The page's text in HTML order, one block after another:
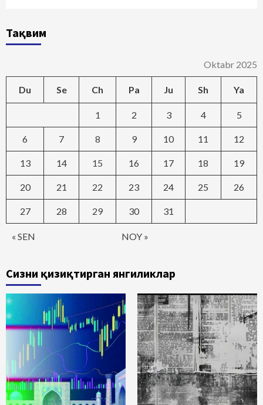
Тақвим
Oktabr 2025
Du Se Ch Pa Ju Sh Ya
« SEN NOY »
1 2 3 4 5
6 7 8 9 10 11 12
13 14 15 16 17 18 19
20 21 22 23 24 25 26
27 28 29 30 31
Сизни қизиқтирган янгиликлар